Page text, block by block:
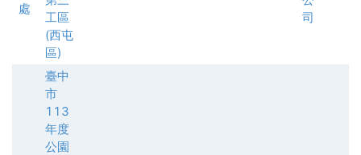
處
工區
(西屯
區)
司
臺中
市
113
年度
公園